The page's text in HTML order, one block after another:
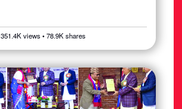
351.4K views • 78.9K shares